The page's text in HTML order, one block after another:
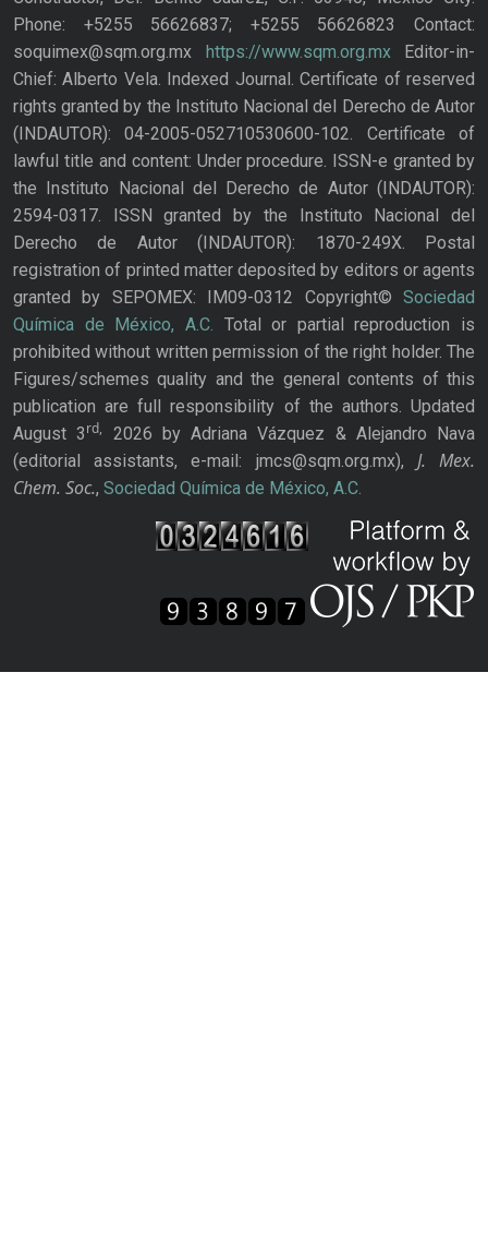
Phone: +5255 56626837; +5255 56626823 Contact:
soquimex@sqm.org.mx https://www.sqm.org.mxEditor-in-
Chief: Alberto Vela. Indexed Journal. Certificate of reserved
rights granted by the Instituto Nacional del Derecho de Autor
(INDAUTOR): 04-2005-052710530600-102. Certificate of
lawful title and content: Under procedure. ISSN-e granted by
the Instituto Nacional del Derecho de Autor (INDAUTOR):
2594-0317. ISSN granted by the Instituto Nacional del
Derecho de Autor (INDAUTOR): 1870-249X. Postal
registration of printed matter deposited by editors or agents
granted by SEPOMEX: IM09-0312 Copyright© Sociedad
Química de México, A.C. Total or partial reproduction is
prohibited without written permission of the right holder. The
Figures/schemes quality and the general contents of this
publication are full responsibility of the authors. Updated
August 3rd,
2026 by Adriana Vázquez & Alejandro Nava
(editorial assistants, e-mail: jmcs@sqm.org.mx), J. Mex.
Chem. Soc., Sociedad Química de México, A.C.